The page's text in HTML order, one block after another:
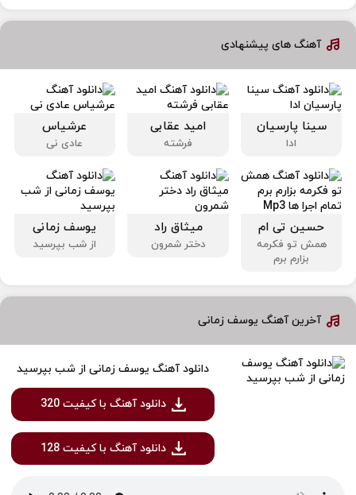
آهنگ های پیشنهادی
سینا پارسیان
ادا
امید عقابی
فرشته
عرشیاس
عادی نی
حسین تی ام
همش تو فکرمه
بزارم برم
میثاق راد
دختر شمرون
یوسف زمانی
از شب بپرسید
آخرین آهنگ یوسف زمانی
دانلود آهنگ یوسف زمانی از شب بپرسید
دانلود آهنگ با کیفیت 320
دانلود آهنگ با کیفیت 128